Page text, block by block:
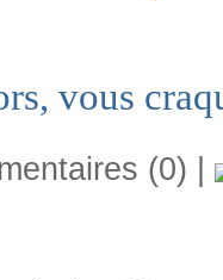
vous
(0)